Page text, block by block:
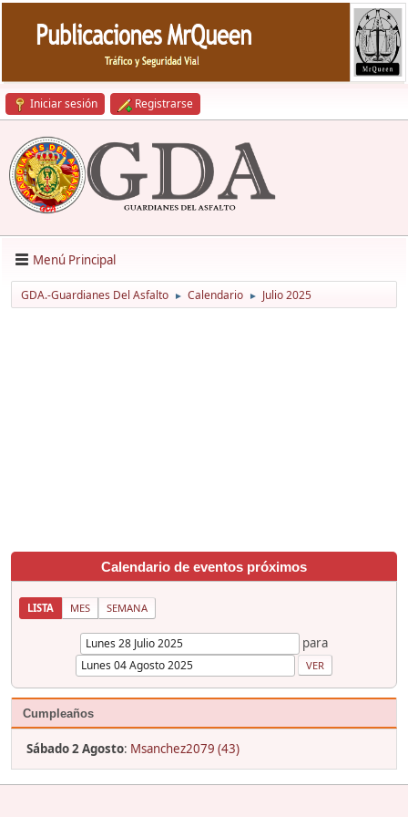
Iniciar sesión Registrarse
Menú Principal
GDA.-Guardianes Del Asfalto ► Calendario ► Julio 2025
Calendario de eventos próximos
LISTA MES SEMANA
para
Cumpleaños
Sábado 2 Agosto: Msanchez2079 (43)